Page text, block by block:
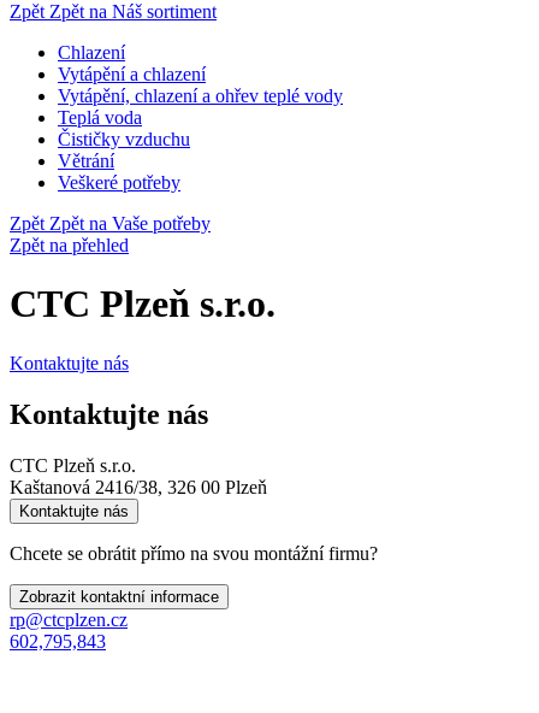
Zpět Zpět na Náš sortiment
Chlazení
Vytápění a chlazení
Vytápění, chlazení a ohřev teplé vody
Teplá voda
Čističky vzduchu
Větrání
Veškeré potřeby
Zpět Zpět na Vaše potřeby
Zpět na přehled
CTC Plzeň s.r.o.
Kontaktujte nás
Kontaktujte nás
CTC Plzeň s.r.o.
Kaštanová 2416/38, 326 00 Plzeň
Kontaktujte nás
Chcete se obrátit přímo na svou montážní firmu?
Zobrazit kontaktní informace
rp@ctcplzen.cz
602,795,843